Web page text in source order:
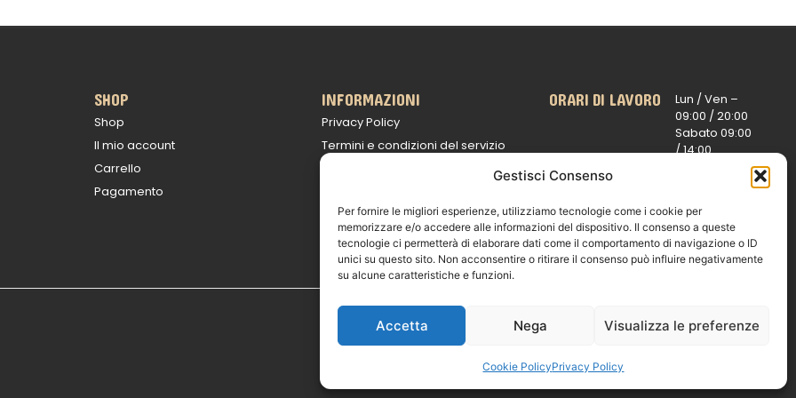
Gestisci Consenso
Per fornire le migliori esperienze, utilizziamo tecnologie come i cookie per
memorizzare e/o accedere alle informazioni del dispositivo. Il consenso a queste
tecnologie ci permetterà di elaborare dati come il comportamento di navigazione o ID
unici su questo sito. Non acconsentire o ritirare il consenso può influire negativamente
su alcune caratteristiche e funzioni.
Accetta Nega Visualizza le preferenze
Cookie PolicyPrivacy Policy
SHOP
Shop
Il mio account
Carrello
Pagamento
INFORMAZIONI
Privacy Policy
Termini e condizioni del servizio
Avviso legale
ORARI DI LAVORO
Lun / Ven –
09:00 /20:00
Sabato 09:00
/14:00
IT07259351216
Designed with passion byBilogic – Agenzia
di Comunicazione